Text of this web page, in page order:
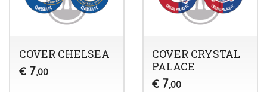
COVER CHELSEA
€ 7,00
COVER CRYSTAL
PALACE
€ 7,00